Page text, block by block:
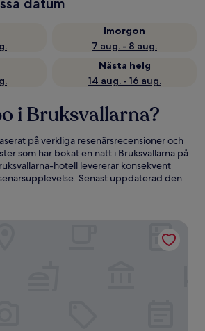
datum
Imorgon
7 aug. - 8 aug.
Nästa helg
14 aug. - 16 aug.
i Bruksvallarna?
på verkliga resenärsrecensioner och
som har bokat en natt i Bruksvallarna på
hotell levererar konsekvent
Senast uppdaterad den